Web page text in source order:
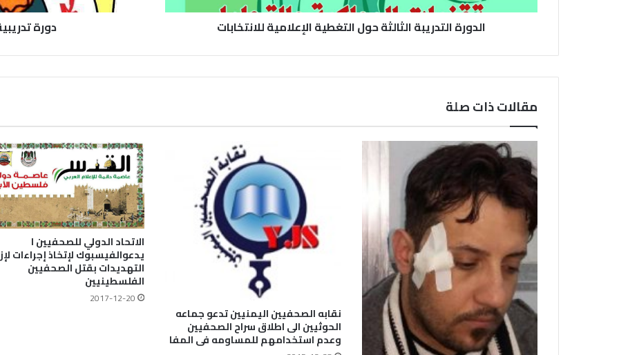
الدورة التدريبة الثالثة حول التغطية الإعلامية للانتخابات دورة
مقالات ذات صلة
نقابه الصحفيين اليمنيين تدعو جماعه
الحوثيين الى اطلاق سراح الصحفيين
وعدم استخدامهم للمساومه فى المفا
الاتحاد الدولي للصحفيين ا
يدعوالفيسبوك لإتخاذ إجراءات
التهديدات بقتل الصحفيين
الفلسطينيين
2017-12-20